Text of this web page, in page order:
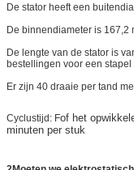
De stator heeft een
De binnendiameter is 167,2
De lengte van de stator is
bestellingen voor een stapel
Er zijn 40 draaie per tand
Cyclustijd: Fof het
minuten per stuk